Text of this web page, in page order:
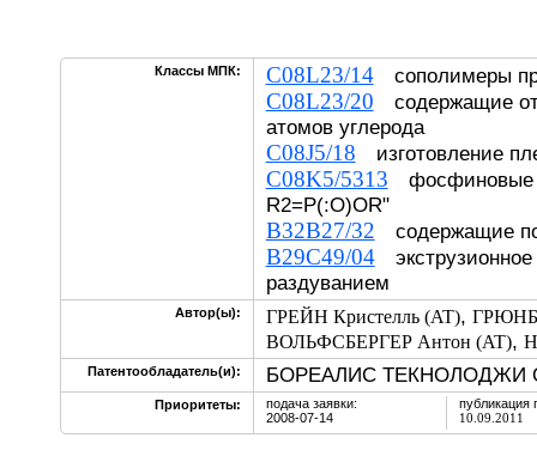
Классы МПК: C08L23/14сополимеры
C08L23/20 содержащие
атомов углерода
C08J5/18 изготовление
C08K5/5313 фосфиновые
R2=P(:O)OR"
B32B27/32 содержащие
B29C49/04
раздуванием
Автор(ы): ГРЕЙН Кристелль (AT),
ВОЛЬФСБЕРГЕР Антон (AT),
Патентообладатель(и): БОРЕАЛИС ТЕКНОЛОДЖИ
Приоритеты:
подача заявки:
2008-07-14
публикация
10.09.2011